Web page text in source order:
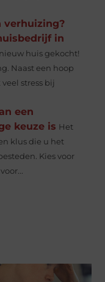
verhuizing?
in
huis gekocht!
Naast een hoop
stress bij
een
keuze is Het
klus die u het
Kies voor